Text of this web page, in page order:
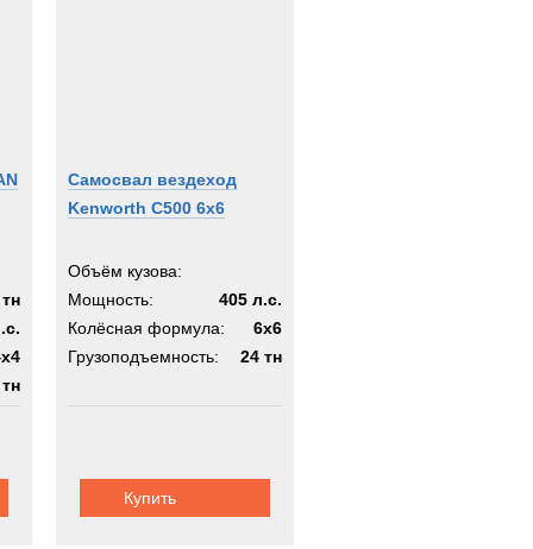
Самосвал вездеход
Kenworth C500 6x6
Объём кузова:
Мощность:
405 л.с.
Колёсная формула:
6x6
Грузоподъемность:
24 тн
Купить